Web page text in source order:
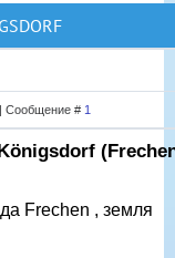
Сообщение # 1
Frechen , земля